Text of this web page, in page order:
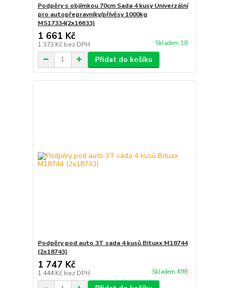
Podpěry s objímkou 70cm Sada 4 kusy Univerzální
pro autopřepravníky/přívěsy 1000kg
MS17334(2x16633)
1 661 Kč
1 373 Kč bez DPH Skladem 18
Přidat do košíku
Podpěry pod auto 3T sada 4 kusů Bituxx M18744
(2x18743)
1 747 Kč
1 444 Kč bez DPH Skladem 498